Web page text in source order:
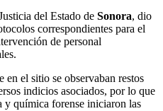
del Estado de Sonora, dio
correspondientes para el
de personal
en el sitio se observaban restos
indicios asociados, por lo que
y química forense iniciaron las